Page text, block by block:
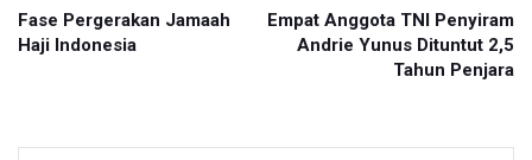
Fase Pergerakan Jamaah
Haji Indonesia
Empat Anggota TNI Penyiram
Andrie Yunus Dituntut 2,5
Tahun Penjara